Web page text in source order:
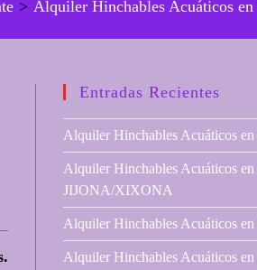
> Alquiler Hinchables Acuáticos
Entradas Recientes
Alquiler Hinchables Acuáticos
Alquiler Hinchables Acuáticos en
JIJONA/XIXONA
Alquiler Hinchables Acuáticos
Alquiler Hinchables Acuáticos en